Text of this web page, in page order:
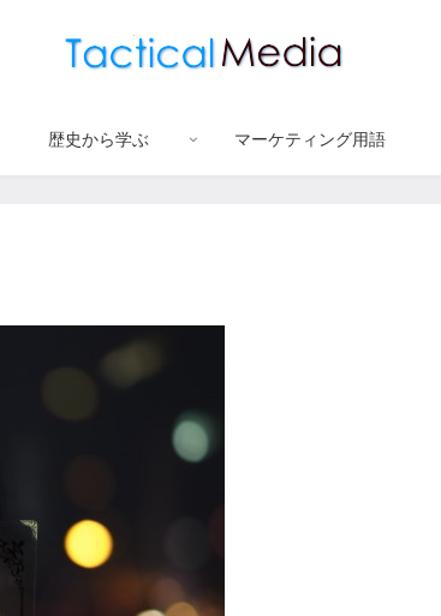
歴史から学ぶ マーケティング用語